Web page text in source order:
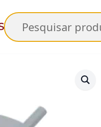
Pesquisar